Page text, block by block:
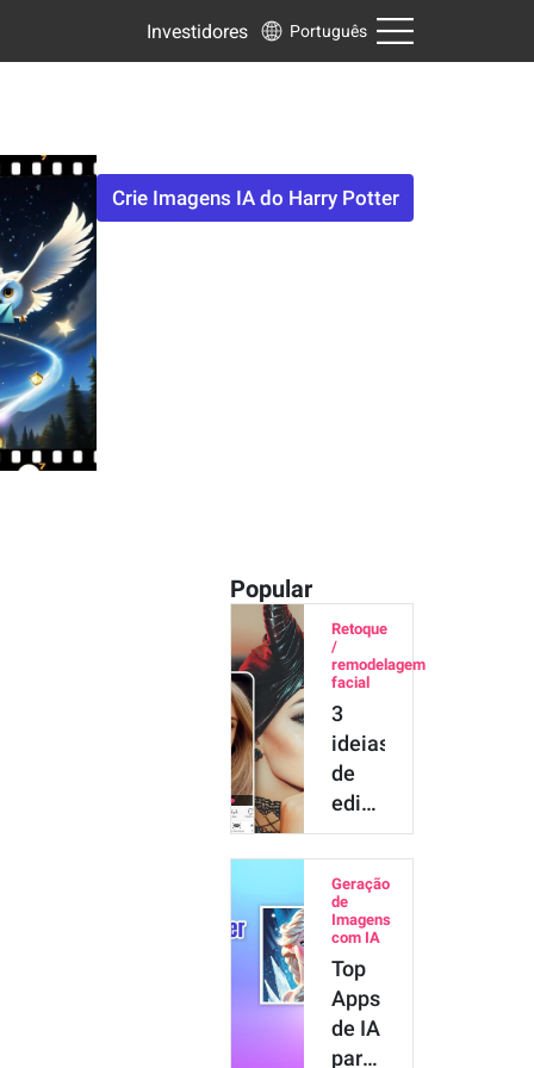
Investidores Português
Crie Imagens IA do Harry Potter
Popular
Retoque
/
remodelagem
facial
3
ideias
de
edição
de
rosto
para
parecer
seus
personag…
Geração
de
Imagens
com IA
Top
Apps
de IA
para